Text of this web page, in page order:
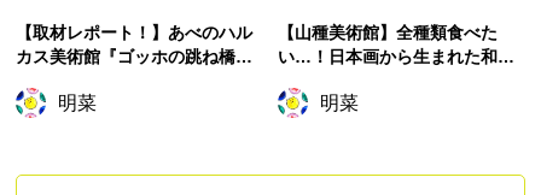
【取材レポート！】あべのハル
カス美術館『ゴッホの跳ね橋と
役は誰？ゴッホ展かと思いき
明菜
【山種美術館】全種類食べた
い…！日本画から生まれた和菓
明菜